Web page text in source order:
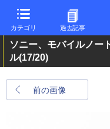
カテゴリ 過去記事
ソニー、モバイルノー
ル(17/20)
前の画像